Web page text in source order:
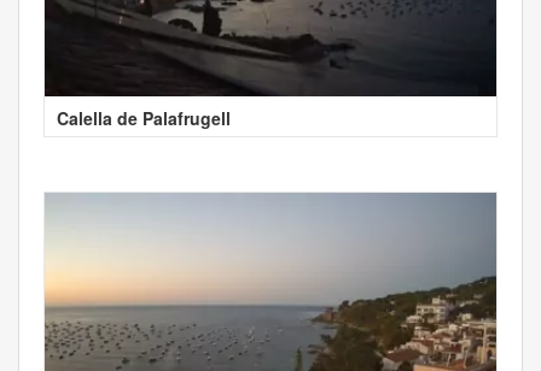
Calella de Palafrugell